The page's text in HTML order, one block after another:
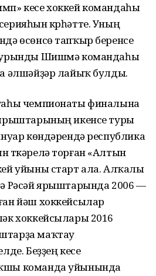
кесе хоккей командаһы
күрһәтте. Уның
өсөнсө тапҡыр беренсе
урынды Шишмә командаһы
әлшәйҙәр лайыҡ булды.
чемпионаты финалына
икенсе туры
көндәрендә республика
торған «Алтын
уйыны старт ала. Алҡалы
Рәсәй ярыштарында 2006 —
йәш хоккейсылар
хоккейсылары 2016
маҡтау
Беҙҙең кесе
команда уйынында